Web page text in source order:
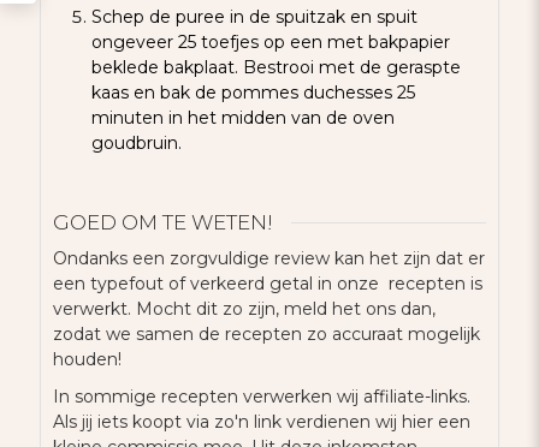
Schep de puree in de spuitzak en spuit
ongeveer 25 toefjes op een met bakpapier
beklede bakplaat. Bestrooi met de geraspte
kaas en bak de pommes duchesses 25
minuten in het midden van de oven
goudbruin.
GOED OM TE WETEN!
Ondanks een zorgvuldige review kan het zijn dat er
een typefout of verkeerd getal in onze recepten is
verwerkt. Mocht dit zo zijn, meld het ons dan,
zodat we samen de recepten zo accuraat mogelijk
houden!
In sommige recepten verwerken wij affiliate-links.
Als jij iets koopt via zo'n link verdienen wij hier een